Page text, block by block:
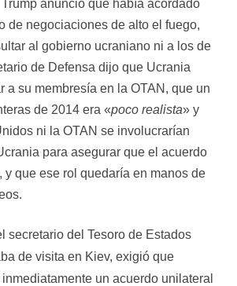
anunció que había acordado
de negociaciones de alto el fuego,
al gobierno ucraniano ni a los de
de Defensa dijo que Ucrania
a su membresía en la OTAN, que un
de 2014 era «poco realista» y
ni la OTAN se involucrarían
para asegurar que el acuerdo
y que ese rol quedaría en manos de
secretario del Tesoro de Estados
de visita en Kiev, exigió que
un acuerdo unilateral